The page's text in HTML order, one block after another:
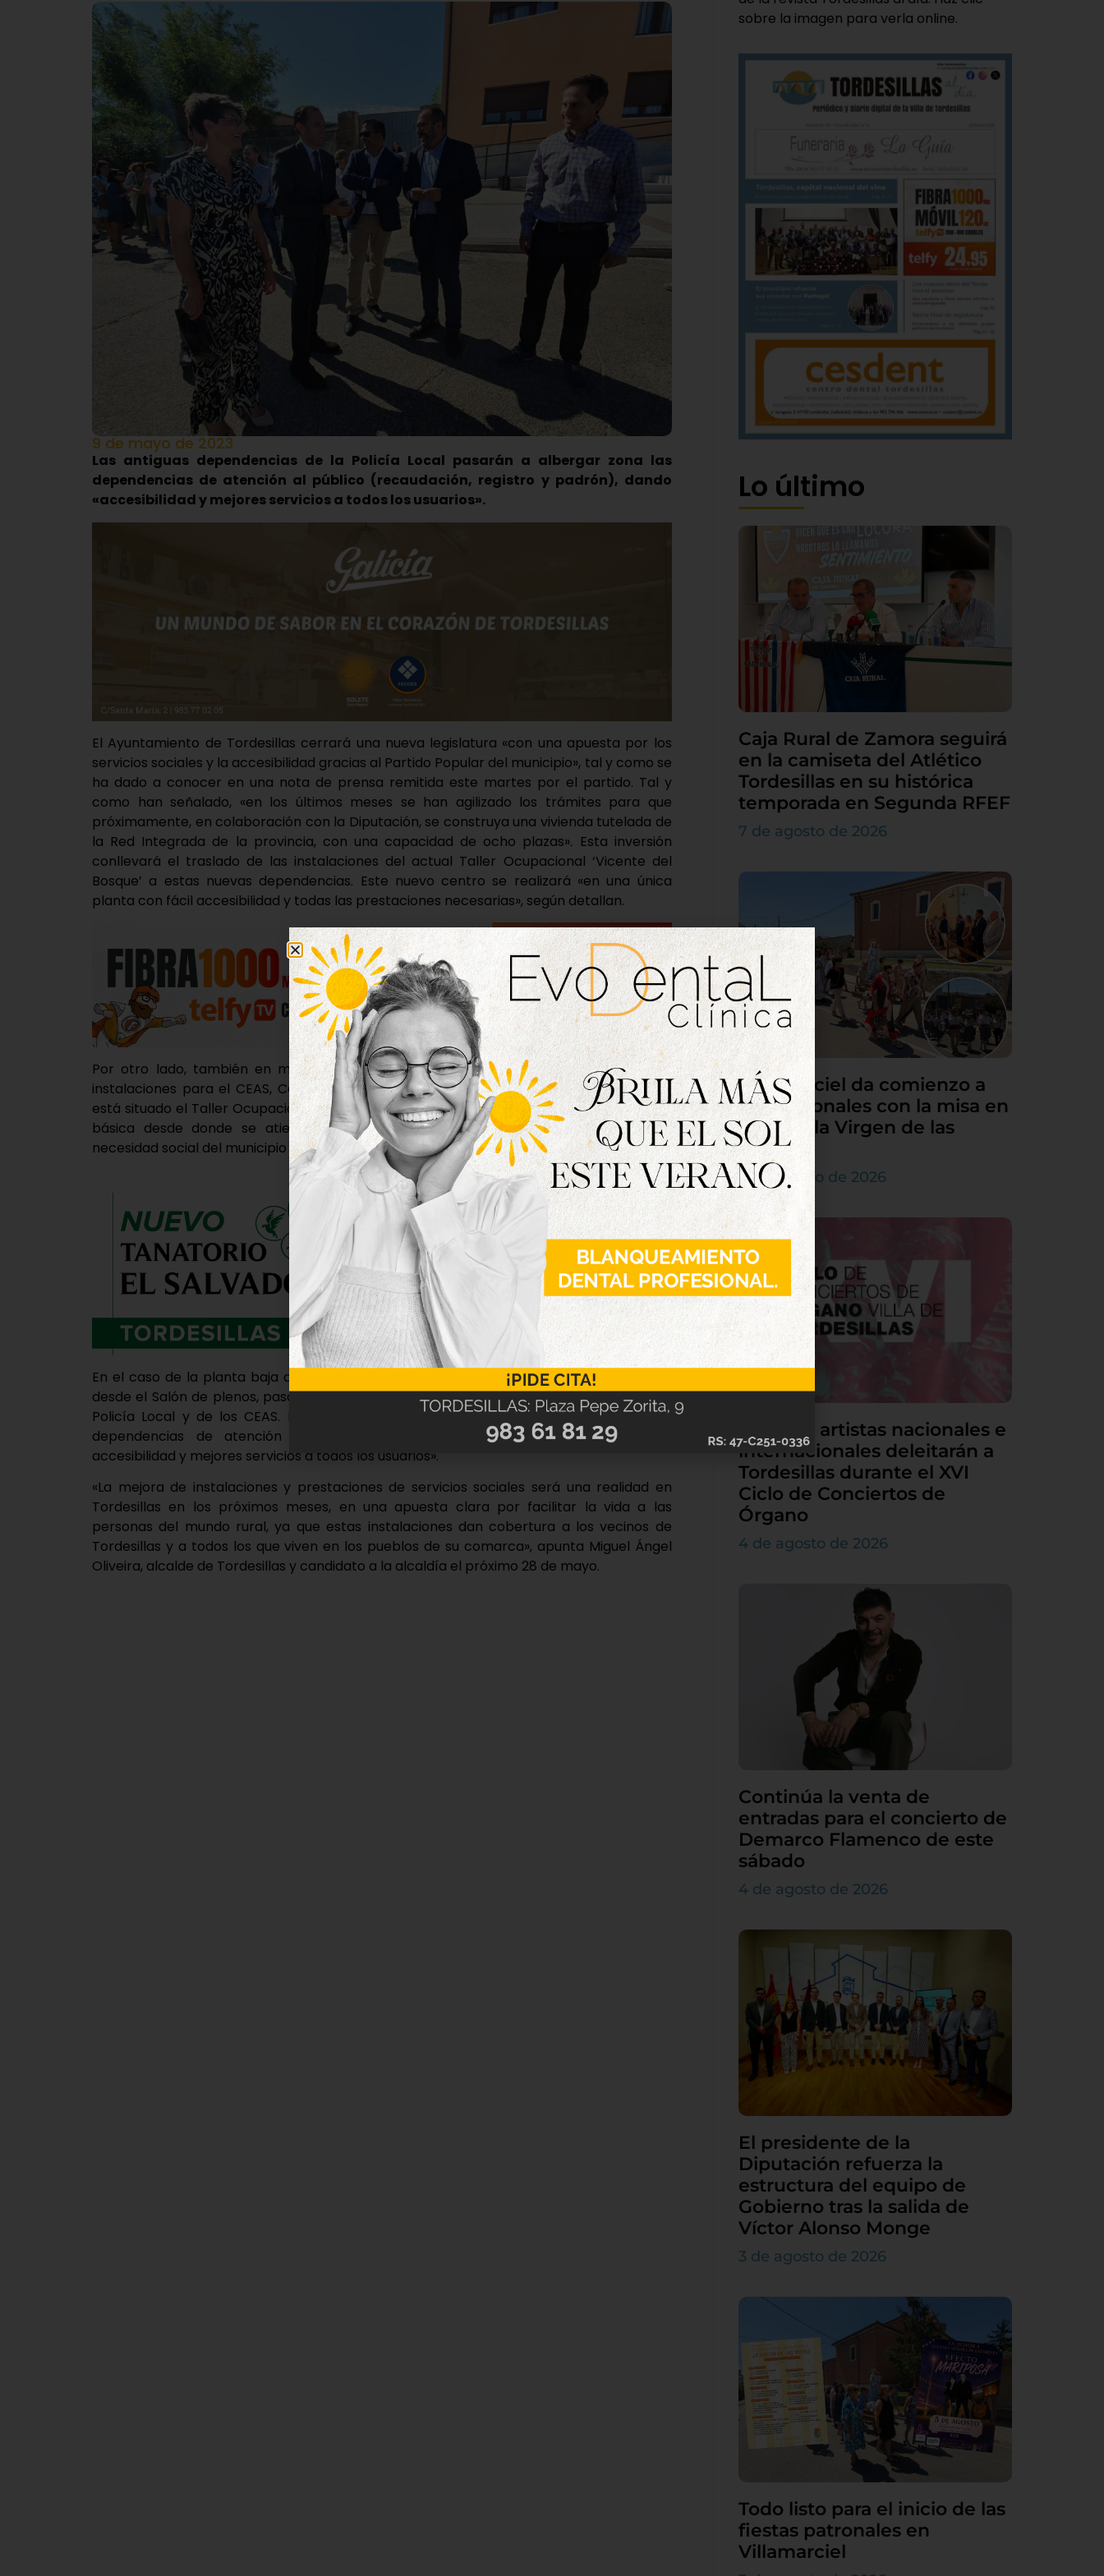
9 de mayo de 2023
Las antiguas dependencias de la Policía Local pasarán a albergar zona las
dependencias de atención al público (recaudación, registro y padrón), dando
«accesibilidad y mejores servicios a todos los usuarios».
El Ayuntamiento de Tordesillas cerrará una nueva legislatura «con una apuesta por los
servicios sociales y la accesibilidad gracias al Partido Popular del municipio», tal y como se
ha dado a conocer en una nota de prensa remitida este martes por el partido. Tal y
como han señalado, «en los últimos meses se han agilizado los trámites para que
próximamente, en colaboración con la Diputación, se construya una vivienda tutelada de
la Red Integrada de la provincia, con una capacidad de ocho plazas». Esta inversión
conllevará el traslado de las instalaciones del actual Taller Ocupacional ‘Vicente del
Bosque’ a estas nuevas dependencias. Este nuevo centro se realizará «en una única
planta con fácil accesibilidad y todas las prestaciones necesarias», según detallan.
Por otro lado, también en materia de servicios sociales, «se invertirá en una nuevas
instalaciones para el CEAS, Centro de Acción Social en los locales donde actualmente
está situado el Taller Ocupacional ‘Vicente del Bosque'». «El objetivo es mejorar la unidad
básica desde donde se atiende a todas las personas ante cualquier situación de
necesidad social del municipio de Tordesillas y su comarca», señalan desde el partido.
En el caso de la planta baja de la casa consistorial, esta «se reformará en su totalidad,
desde el Salón de plenos, pasando por los aseos, hasta las antiguas dependencias de la
Policía Local y de los CEAS. El principal cambio es que se ubicaran en esa zona las
dependencias de atención al público (recaudación, registro y padrón), dando
accesibilidad y mejores servicios a todos los usuarios».
«La mejora de instalaciones y prestaciones de servicios sociales será una realidad en
Tordesillas en los próximos meses, en una apuesta clara por facilitar la vida a las
personas del mundo rural, ya que estas instalaciones dan cobertura a los vecinos de
Tordesillas y a todos los que viven en los pueblos de su comarca», apunta Miguel Ángel
Oliveira, alcalde de Tordesillas y candidato a la alcaldía el próximo 28 de mayo.
sobre la imagen para verla online.
Lo último
Caja Rural de Zamora seguirá
en la camiseta del Atlético
Tordesillas en su histórica
temporada en Segunda RFEF
7 de agosto de 2026
Villamarciel da comienzo a
sus patronales con la misa en
honor a la Virgen de las
Nieves
5 de agosto de 2026
Grandes artistas nacionales e
internacionales deleitarán a
Tordesillas durante el XVI
Ciclo de Conciertos de
Órgano
4 de agosto de 2026
Continúa la venta de
entradas para el concierto de
Demarco Flamenco de este
sábado
4 de agosto de 2026
El presidente de la
Diputación refuerza la
estructura del equipo de
Gobierno tras la salida de
Víctor Alonso Monge
3 de agosto de 2026
Todo listo para el inicio de las
fiestas patronales en
Villamarciel